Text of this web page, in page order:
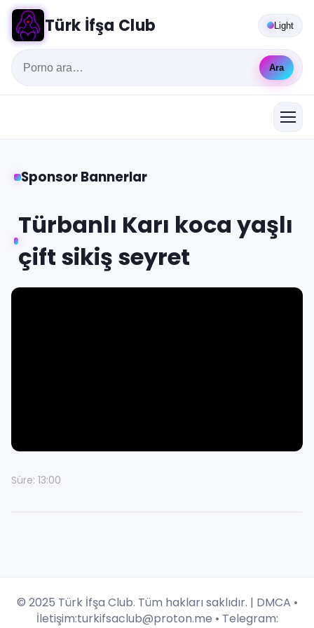
Türk İfşa Club
Ara
Light
Sponsor Bannerlar
Türbanlı Karı koca yaşlı
çift sikiş seyret
Süre: 13:00
© 2025 Türk İfşa Club. Tüm hakları saklıdır. | DMCA •
İletişim:turkifsaclub@proton.me • Telegram: